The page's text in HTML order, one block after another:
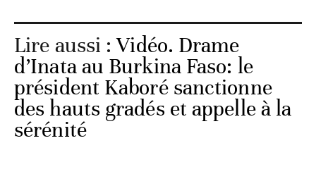
Lire aussi :Vidéo. Drame
d’Inata au Burkina Faso: le
président Kaboré sanctionne
des hauts gradés et appelle à la
sérénité